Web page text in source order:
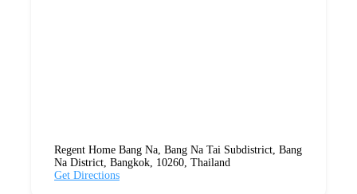
Regent Home Bang Na, Bang Na Tai Subdistrict, Bang
Na District, Bangkok, 10260, Thailand
Get Directions